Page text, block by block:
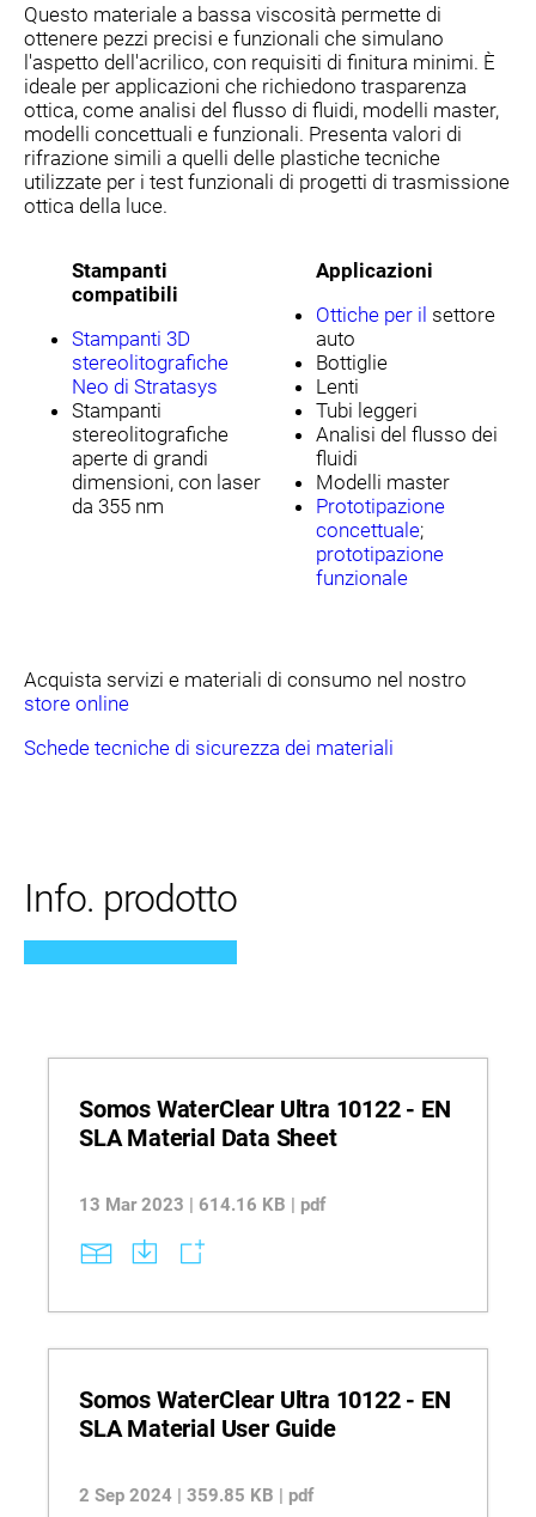
Questo materiale a bassa viscosità permette di
ottenere pezzi precisi e funzionali che simulano
l'aspetto dell'acrilico, con requisiti di finitura minimi. È
ideale per applicazioni che richiedono trasparenza
ottica, come analisi del flusso di fluidi, modelli master,
modelli concettuali e funzionali. Presenta valori di
rifrazione simili a quelli delle plastiche tecniche
utilizzate per i test funzionali di progetti di trasmissione
ottica della luce.
Stampanti
compatibili
Stampanti 3D
stereolitografiche
Neo di Stratasys
Stampanti
stereolitografiche
aperte di grandi
dimensioni, con laser
da 355 nm
Applicazioni
Ottiche per il settore
auto
Bottiglie
Lenti
Tubi leggeri
Analisi del flusso dei
fluidi
Modelli master
Prototipazione
concettuale;
prototipazione
funzionale
Acquista servizi e materiali di consumo nel nostro
store online
Schede tecniche di sicurezza dei materiali
Info. prodotto
Somos WaterClear Ultra 10122 - EN
SLA Material Data Sheet
13 Mar 2023 | 614.16 KB | pdf
Somos WaterClear Ultra 10122 - EN
SLA Material User Guide
2 Sep 2024 | 359.85 KB | pdf